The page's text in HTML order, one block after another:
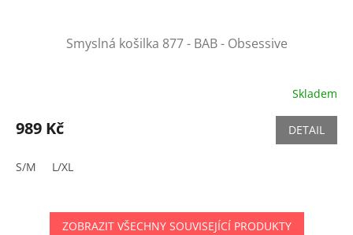
Smyslná košilka 877 - BAB - Obsessive
Skladem
989 Kč DETAIL
S/M L/XL
ZOBRAZIT VŠECHNY SOUVISEJÍCÍ PRODUKTY